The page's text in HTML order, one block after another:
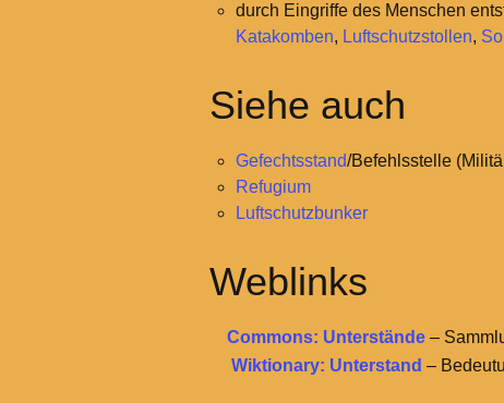
durch Eingriffe des Menschen
Katakomben, Luftschutzstollen,
Siehe auch
Gefechtsstand/Befehlsstelle
Refugium
Luftschutzbunker
Weblinks
Commons: Unterstände –
Wiktionary: Unterstand –